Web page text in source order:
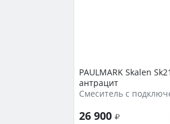
PAULMARK Skalen
антрацит
26 900